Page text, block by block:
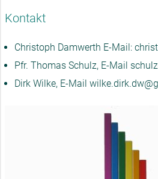
Kontakt
Christoph Damwerth E-Mail:
Pfr. Thomas Schulz, E-Mail
Dirk Wilke, E-Mail